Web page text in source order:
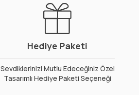
Hediye Paketi
Sevdiklerinizi Mutlu Edeceğiniz Özel
Tasarımlı Hediye Paketi Seçeneği